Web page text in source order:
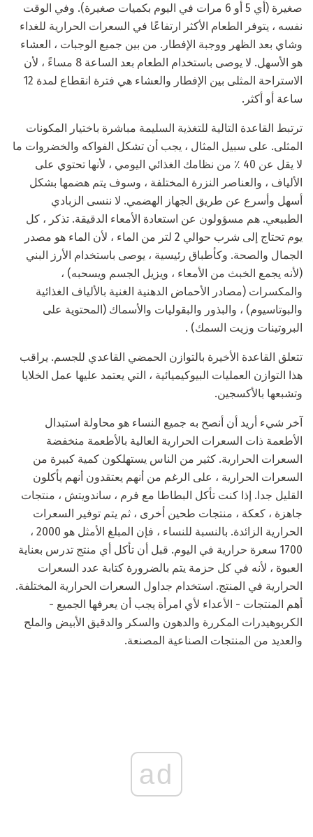
صغيرة (أي 5 أو 6 مرات في اليوم بكميات صغيرة). وفي الوقت
نفسه ، يتوفر الطعام الأكثر ارتفاعًا في السعرات الحرارية للغداء
وشاي بعد الظهر ووجبة الإفطار. من بين جميع الوجبات ، العشاء
هو الأسهل. لا يوصى باستخدام الطعام بعد الساعة 8 مساءً ، لأن
الاستراحة المثلى بين الإفطار والعشاء هي فترة انقطاع لمدة 12
ساعة أو أكثر.
ترتبط القاعدة التالية للتغذية السليمة مباشرة باختيار المكونات
المثلى. على سبيل المثال ، يجب أن تشكل الفواكه والخضروات ما
لا يقل عن 40 ٪ من نظامك الغذائي اليومي ، لأنها تحتوي على
الألياف ، والعناصر النزرة المختلفة ، وسوف يتم هضمها بشكل
أسهل وأسرع عن طريق الجهاز الهضمي. لا ننسى الزبادي
الطبيعي. هم مسؤولون عن استعادة الأمعاء الدقيقة. تذكر ، كل
يوم تحتاج إلى شرب حوالي 2 لتر من الماء ، لأن الماء هو مصدر
الجمال والصحة. وكأطباق رئيسية ، يوصى باستخدام الأرز البني
(لأنه يجمع الخبث من الأمعاء ، ويزيل الجسم ويسحبه) ،
والمكسرات (مصادر الأحماض الدهنية الغنية بالألياف الغذائية
والبوتاسيوم) ، والبذور والبقوليات والأسماك (المحتوية على
البروتينات وزيت السمك) .
تتعلق القاعدة الأخيرة بالتوازن الحمضي القاعدي للجسم. يراقب
هذا التوازن العمليات البيوكيميائية ، التي يعتمد عليها عمل الخلايا
وتشبعها بالأكسجين.
آخر شيء أريد أن أنصح به جميع النساء هو محاولة استبدال
الأطعمة ذات السعرات الحرارية العالية بالأطعمة منخفضة
السعرات الحرارية. كثير من الناس يستهلكون كمية كبيرة من
السعرات الحرارية ، على الرغم من أنهم يعتقدون أنهم يأكلون
القليل جدا. إذا كنت تأكل البطاطا مع فرم ، ساندويتش ، منتجات
جاهزة ، كعكة ، منتجات طحين أخرى ، ثم يتم توفير السعرات
الحرارية الزائدة. بالنسبة للنساء ، فإن المبلغ الأمثل هو 2000 ،
1700 سعرة حرارية في اليوم. قبل أن تأكل أي منتج تدرس بعناية
العبوة ، لأنه في كل حزمة يتم بالضرورة كتابة عدد السعرات
الحرارية في المنتج. استخدام جداول السعرات الحرارية المختلفة.
أهم المنتجات - الأعداء لأي امرأة يجب أن يعرفها الجميع -
الكربوهيدرات المكررة والدهون والسكر والدقيق الأبيض والملح
والعديد من المنتجات الصناعية المصنعة.
ad